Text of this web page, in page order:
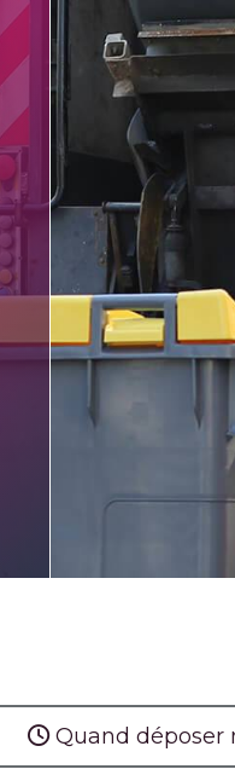
Quand déposer